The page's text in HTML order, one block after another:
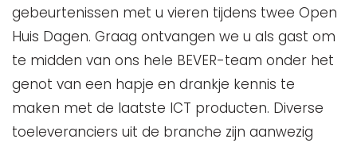
gebeurtenissen met u vieren tijdens twee Open
Huis Dagen. Graag ontvangen we u als gast om
te midden van ons hele BEVER-team onder het
genot van een hapje en drankje kennis te
maken met de laatste ICT producten. Diverse
toeleveranciers uit de branche zijn aanwezig